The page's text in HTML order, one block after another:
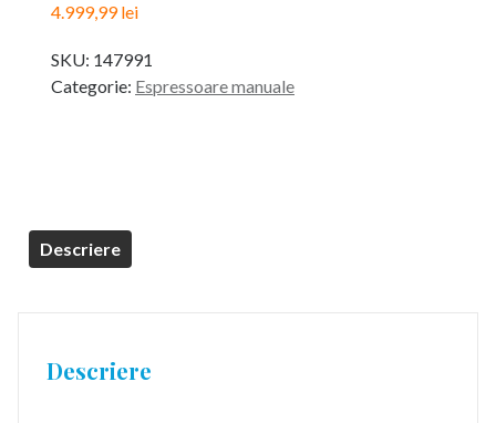
4.999,99lei
SKU: 147991
Categorie: Espressoare manuale
Descriere
Descriere